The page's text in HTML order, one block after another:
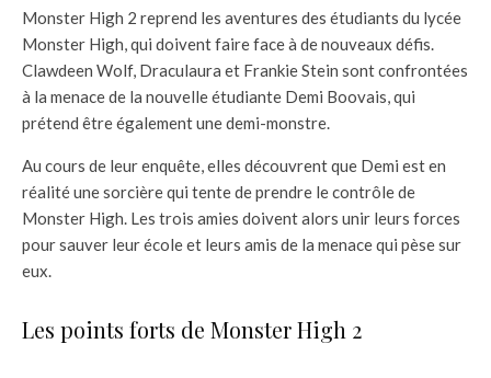
Monster High 2 reprend les aventures des étudiants du lycée
Monster High, qui doivent faire face à de nouveaux défis.
Clawdeen Wolf, Draculaura et Frankie Stein sont confrontées
à la menace de la nouvelle étudiante Demi Boovais, qui
prétend être également une demi-monstre.
Au cours de leur enquête, elles découvrent que Demi est en
réalité une sorcière qui tente de prendre le contrôle de
Monster High. Les trois amies doivent alors unir leurs forces
pour sauver leur école et leurs amis de la menace qui pèse sur
eux.
Les points forts de Monster High 2